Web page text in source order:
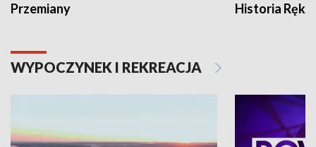
Przemiany Historia Ręką
WYPOCZYNEK I REKREACJA